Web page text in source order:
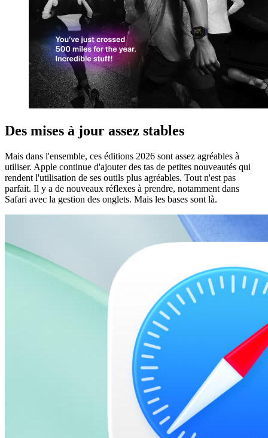
Des mises à jour assez stables
Mais dans l'ensemble, ces éditions 2026 sont assez agréables à
utiliser. Apple continue d'ajouter des tas de petites nouveautés qui
rendent l'utilisation de ses outils plus agréables. Tout n'est pas
parfait. Il y a de nouveaux réflexes à prendre, notamment dans
Safari avec la gestion des onglets. Mais les bases sont là.